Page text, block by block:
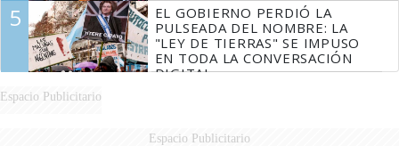
5
EL GOBIERNO PERDIÓ LA
PULSEADA DEL NOMBRE: LA
"LEY DE TIERRAS" SE IMPUSO
EN TODA LA CONVERSACIÓN
DIGITAL
Espacio Publicitario
Espacio Publicitario